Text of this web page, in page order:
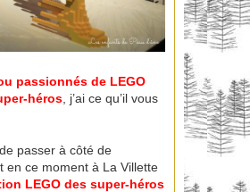
passionnés de LEGO
héros , j’ai ce qu’il vous
passer à côté de
en ce moment à La Villette
LEGO des super-héros